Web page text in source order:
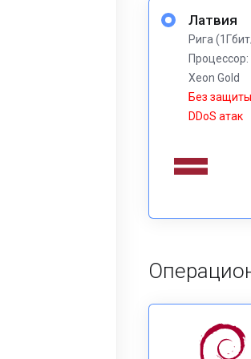
Латвия
Рига
Процессор:
Xeon Gold
Без
DDoS атак